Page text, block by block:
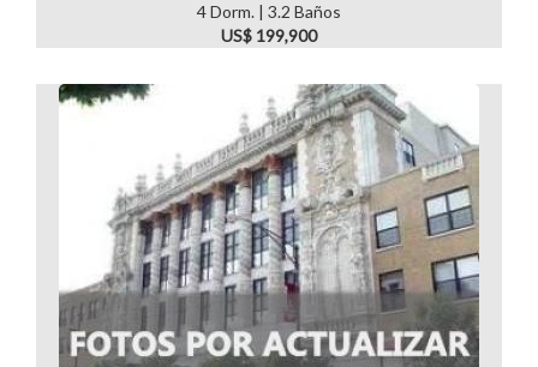
4 Dorm. | 3.2 Baños
US$ 199,900